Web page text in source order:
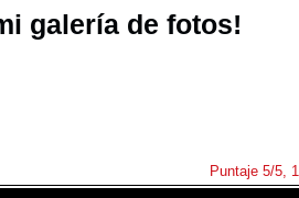
galería de fotos!
Puntaje 5/5,